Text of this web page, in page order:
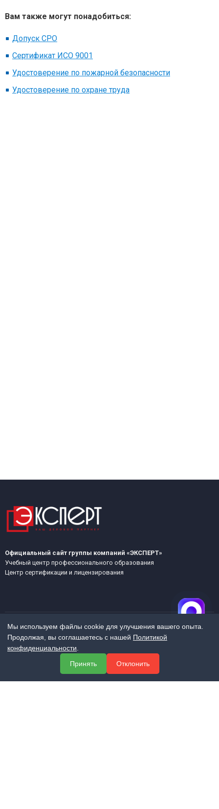
Вам также могут понадобиться:
Допуск СРО
Сертификат ИСО 9001
Удостоверение по пожарной безопасности
Удостоверение по охране труда
Официальный сайт группы компаний «ЭКСПЕРТ»
Учебный центр профессионального образования
Центр сертификации и лицензирования
МЕНЮ
Мы используем файлы cookie для улучшения вашего опыта.
Продолжая, вы соглашаетесь с нашей Политикой
конфиденциальности
Принять
Отклонить